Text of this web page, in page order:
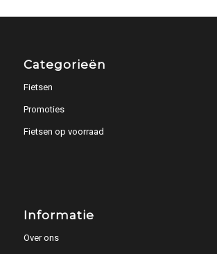
Categorieën
Fietsen
Promoties
Fietsen op voorraad
Informatie
Over ons